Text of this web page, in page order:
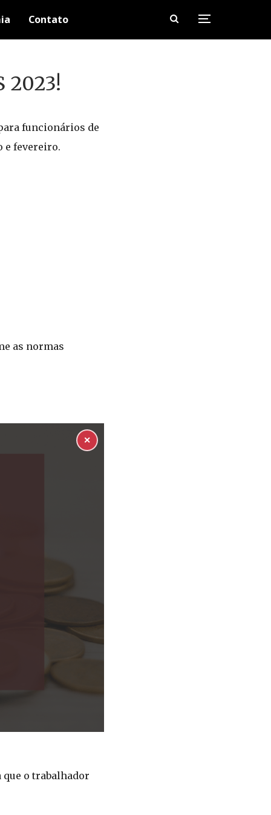
Contato
2023!
funcionários de
e fevereiro.
as normas
✕
que o trabalhador